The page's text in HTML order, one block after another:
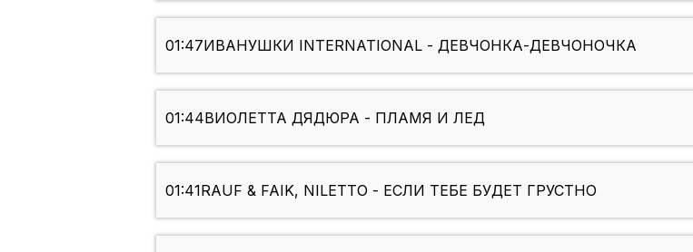
01:47ИВАНУШКИ INTERNATIONAL - ДЕВЧОНКА-ДЕВЧОНОЧКА
01:44ВИОЛЕТТА ДЯДЮРА - ПЛАМЯ И ЛЕД
01:41RAUF & FAIK, NILETTO - ЕСЛИ ТЕБЕ БУДЕТ ГРУСТНО